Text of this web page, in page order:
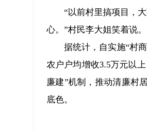
“以前村里搞项目，
心。”村民李大姐笑着说。
据统计，自实施“村
农户户均增收3.5万元以
廉建”机制，推动清廉村
底色。